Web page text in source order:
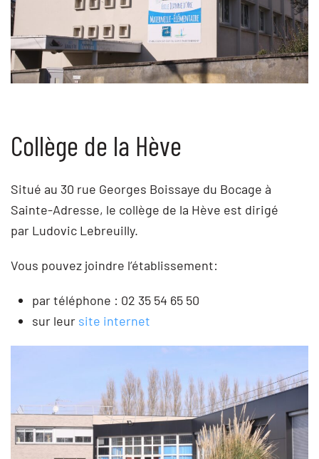
Collège de la Hève
Situé au 30 rue Georges Boissaye du Bocage à
Sainte-Adresse, le collège de la Hève est dirigé
par Ludovic Lebreuilly.
Vous pouvez joindre l’établissement:
par téléphone : 02 35 54 65 50
sur leur site internet